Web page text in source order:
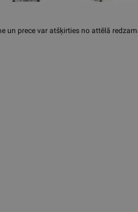
un prece var atšķirties no attēlā